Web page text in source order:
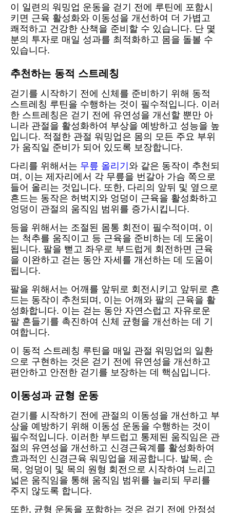
이 일련의 워밍업 운동을 걷기 전에 루틴에 포함시
키면 근육 활성화와 이동성을 개선하여 더 가볍고
쾌적하고 건강한 산책을 준비할 수 있습니다. 단 몇
분의 투자로 매일 성과를 최적화하고 몸을 돌볼 수
있습니다.
추천하는 동적 스트레칭
걷기를 시작하기 전에 신체를 준비하기 위해 동적
스트레칭 루틴을 수행하는 것이 필수적입니다. 이러
한 스트레칭은 걷기 전에 유연성을 개선할 뿐만 아
니라 관절을 활성화하여 부상을 예방하고 성능을 높
입니다. 적절한 관절 워밍업은 몸의 모든 주요 부위
가 움직일 준비가 되어 있도록 보장합니다.
다리를 위해서는 무릎 올리기 와 같은 동작이 추천되
며, 이는 제자리에서 각 무릎을 번갈아 가슴 쪽으로
들어 올리는 것입니다. 또한, 다리의 앞뒤 및 옆으로
흔드는 동작은 허벅지와 엉덩이 근육을 활성화하고
엉덩이 관절의 움직임 범위를 증가시킵니다.
등을 위해서는 조절된 몸통 회전이 필수적이며, 이
는 척추를 움직이고 등 근육을 준비하는 데 도움이
됩니다. 팔을 뻗고 좌우로 부드럽게 회전하면 근육
을 이완하고 걷는 동안 자세를 개선하는 데 도움이
됩니다.
팔을 위해서는 어깨를 앞뒤로 회전시키고 앞뒤로 흔
드는 동작이 추천되며, 이는 어깨와 팔의 근육을 활
성화합니다. 이는 걷는 동안 자연스럽고 자유로운
팔 흔들기를 촉진하여 신체 균형을 개선하는 데 기
여합니다.
이 동적 스트레칭 루틴을 매일 관절 워밍업의 일환
으로 구현하는 것은 걷기 전에 유연성을 개선하고
편안하고 안전한 걷기를 보장하는 데 핵심입니다.
이동성과 균형 운동
걷기를 시작하기 전에 관절의 이동성을 개선하고 부
상을 예방하기 위해 이동성 운동을 수행하는 것이
필수적입니다. 이러한 부드럽고 통제된 움직임은 관
절의 유연성을 개선하고 신경근육계를 활성화하여
효과적인 신경근육 워밍업을 제공합니다. 발목, 손
목, 엉덩이 및 목의 원형 회전으로 시작하여 느리고
넓은 움직임을 통해 움직임 범위를 늘리되 무리를
주지 않도록 합니다.
또한, 균형 운동을 포함하는 것은 걷기 전에 안정성